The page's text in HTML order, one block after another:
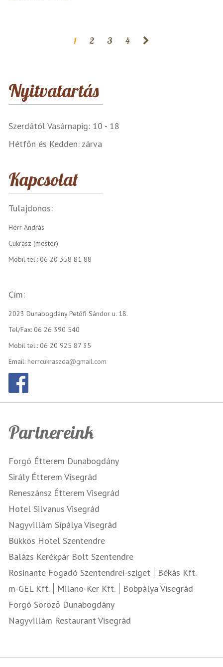
1 2 3 4
Nyitvatartás
Szerdától Vasárnapig: 10 - 18
Hétfőn és Kedden: zárva
Kapcsolat
Tulajdonos:
Herr András
Cukrász (mester)
Mobil tel.: 06 20 358 81 88
Cím:
2023 Dunabogdány Petőfi Sándor u. 18.
Tel/Fax: 06 26 390 540
Mobil tel.: 06 20 925 87 35
Email: herrcukraszda@gmail.com
Partnereink
Forgó Étterem Dunabogdány
Sirály Étterem Visegrád
Reneszánsz Étterem Visegrád
Hotel Silvanus Visegrád
Nagyvillám Sípálya Visegrád
Bükkös Hotel Szentendre
Balázs Kerékpár Bolt Szentendre
Rosinante Fogadó Szentendrei-sziget
Békás Kft.
m-GEL Kft.
Milano-Ker Kft.
Bobpálya Visegrád
Forgó Söröző Dunabogdány
Nagyvillám Restaurant Visegrád